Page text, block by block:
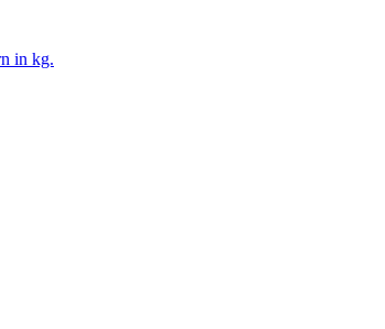
in kg.